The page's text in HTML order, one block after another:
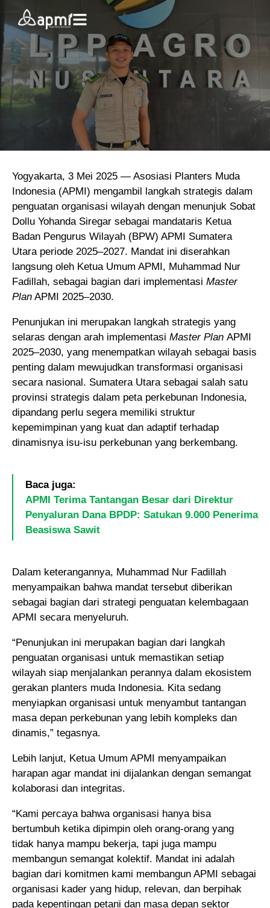
Yogyakarta, 3 Mei 2025 — Asosiasi Planters Muda
Indonesia (APMI) mengambil langkah strategis dalam
penguatan organisasi wilayah dengan menunjuk Sobat
Dollu Yohanda Siregar sebagai mandataris Ketua
Badan Pengurus Wilayah (BPW) APMI Sumatera
Utara periode 2025–2027. Mandat ini diserahkan
langsung oleh Ketua Umum APMI, Muhammad Nur
Fadillah, sebagai bagian dari implementasi Master
Plan APMI 2025–2030.
Penunjukan ini merupakan langkah strategis yang
selaras dengan arah implementasi Master Plan APMI
2025–2030, yang menempatkan wilayah sebagai basis
penting dalam mewujudkan transformasi organisasi
secara nasional. Sumatera Utara sebagai salah satu
provinsi strategis dalam peta perkebunan Indonesia,
dipandang perlu segera memiliki struktur
kepemimpinan yang kuat dan adaptif terhadap
dinamisnya isu-isu perkebunan yang berkembang.
Baca juga:
APMI Terima Tantangan Besar dari Direktur
Penyaluran Dana BPDP: Satukan 9.000 Penerima
Beasiswa Sawit
Dalam keterangannya, Muhammad Nur Fadillah
menyampaikan bahwa mandat tersebut diberikan
sebagai bagian dari strategi penguatan kelembagaan
APMI secara menyeluruh.
“Penunjukan ini merupakan bagian dari langkah
penguatan organisasi untuk memastikan setiap
wilayah siap menjalankan perannya dalam ekosistem
gerakan planters muda Indonesia. Kita sedang
menyiapkan organisasi untuk menyambut tantangan
masa depan perkebunan yang lebih kompleks dan
dinamis,” tegasnya.
Lebih lanjut, Ketua Umum APMI menyampaikan
harapan agar mandat ini dijalankan dengan semangat
kolaborasi dan integritas.
“Kami percaya bahwa organisasi hanya bisa
bertumbuh ketika dipimpin oleh orang-orang yang
tidak hanya mampu bekerja, tapi juga mampu
membangun semangat kolektif. Mandat ini adalah
bagian dari komitmen kami membangun APMI sebagai
organisasi kader yang hidup, relevan, dan berpihak
pada kepentingan petani dan masa depan sektor